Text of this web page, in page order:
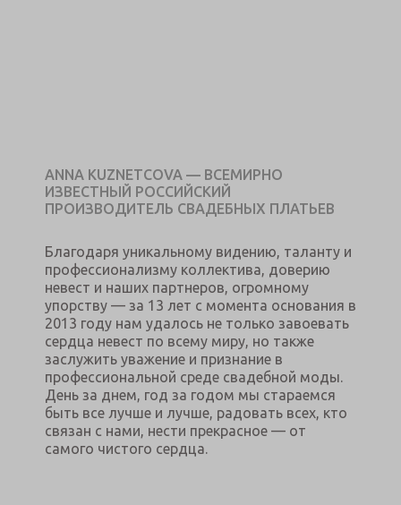
ANNA KUZNETCOVA — ВСЕМИРНО
ИЗВЕСТНЫЙ РОССИЙСКИЙ
ПРОИЗВОДИТЕЛЬ СВАДЕБНЫХ ПЛАТЬЕВ
Благодаря уникальному видению, таланту и
профессионализму коллектива, доверию
невест и наших партнеров, огромному
упорству — за 13 лет с момента основания в
2013 году нам удалось не только завоевать
сердца невест по всему миру, но также
заслужить уважение и признание в
профессиональной среде свадебной моды.
День за днем, год за годом мы стараемся
быть все лучше и лучше, радовать всех, кто
связан с нами, нести прекрасное — от
самого чистого сердца.